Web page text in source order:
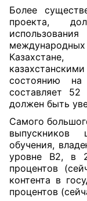
Более
проекта,
состоянию
составляет
должен быть
Самого
обучения,
уровне В2, в
процентов
контента в
процентов